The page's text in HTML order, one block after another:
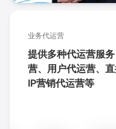
业务代运营
提供多种代运营服
营、用户代运营、
IP营销代运营等